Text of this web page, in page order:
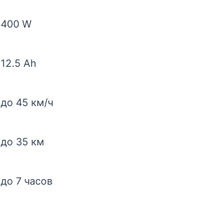
400 W
12.5 Ah
до 45 км/ч
до 35 км
до 7 часов